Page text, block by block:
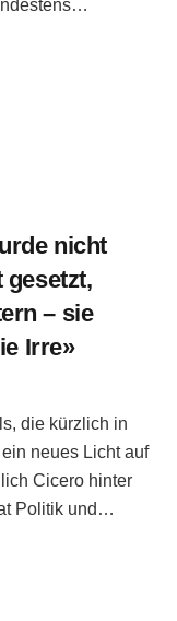
nicht
gesetzt,
– sie
Irre»
die kürzlich in
neues Licht auf
Cicero hinter
Politik und…